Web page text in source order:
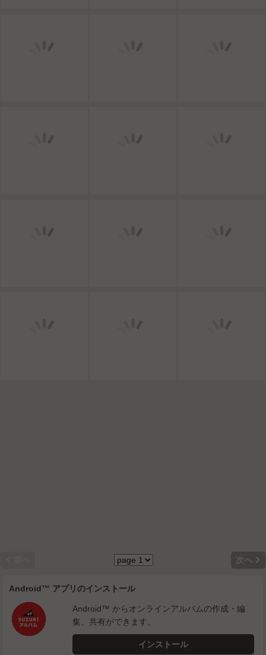
次へ 
Android™ アプリのインストール
Android™ からオンラインアルバムの作成・編
集、共有ができます。
インストール